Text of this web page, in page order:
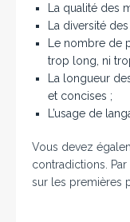
La qualité des
La diversité
Le nombre de
trop long, ni
La longueur
et concises ;
L’usage de
Vous devez
contradictions.
sur les premières